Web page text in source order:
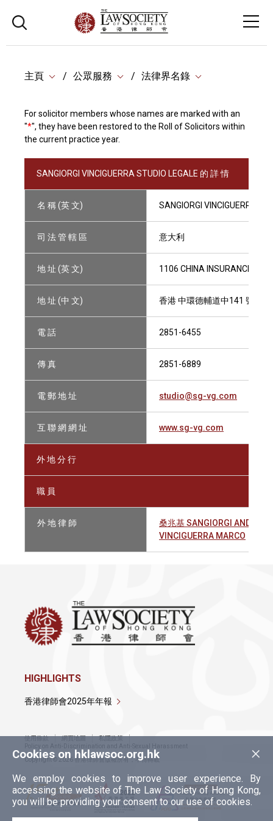
主頁 公眾服務 法律界名錄
For solicitor members whose names are marked with an
"*", they have been restored to the Roll of Solicitors within
the current practice year.
SANGIORGI VINCIGUERRA STUDIO LEGALE 的 詳 情
名 稱 (英 文) SANGIORGI VINCIGUERRA
司 法 管 轄 區 意大利
地 址 (英 文) 1106 CHINA INSURANCE
地 址 (中 文) 香港 中環德輔道中141 號中
電 話 2851-6455
傳 真 2851-6889
電 郵 地 址 studio@sg-vg.com
互 聯 網 網 址 www.sg-vg.com
外 地 分 行
職 員
外 地 律 師
桑兆基 SANGIORGI ANDREA
VINCIGUERRA MARCO
×
Cookies on hklawsoc.org.hk
We employ cookies to improve user experience. By
accessing the website of The Law Society of Hong Kong,
you will be providing your consent to our use of cookies.
HIGHLIGHTS
香港律師會2025年年報
使用條款 網頁地圖
私隱政策
Policy on Anti-Discrimination and Anti-Sexual Harassment
Copyright © 2026 香港律師會版權所有，不得轉載